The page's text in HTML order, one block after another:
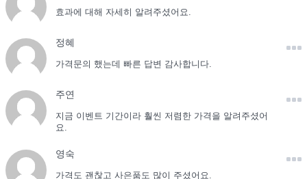
효과에 대해 자세히 알려주셨어요.
정혜
가격문의 했는데 빠른 답변 감사합니다.
주연
지금 이벤트 기간이라 훨씬 저렴한 가격을 알려주셨어
요.
영숙
가격도 괜찮고 사은품도 많이 주셨어요.